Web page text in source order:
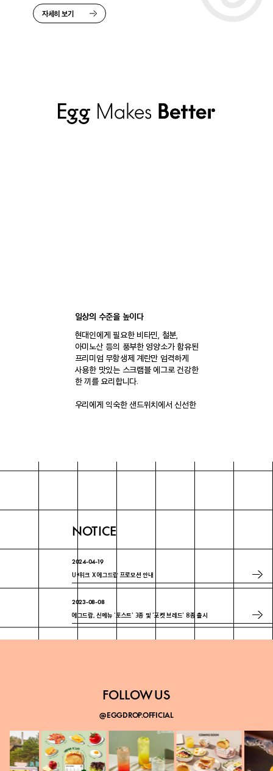
자세히 보기
일상의 수준을 높이다
현대인에게 필요한 비타민, 철분,
아미노산 등의 풍부한 영양소가 함유된
프리미엄 무항생제 계란만 엄격하게
사용한 맛있는 스크램블 에그로 건강한
한 끼를 요리합니다.
우리에게 익숙한 샌드위치에서 신선한
브랜드 스토리
NOTICE
2024-04-19
U+위크 X 에그드랍 프로모션 안내
2023-08-08
에그드랍, 신메뉴 ‘토스트’ 3종 및 ‘포켓 브레드’ 8종 출시
2023-07-18
FOLLOW US
@EGGDROP.OFFICIAL